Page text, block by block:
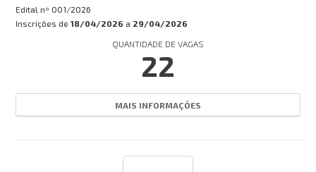
Edital nº 001/2026
Inscrições de 18/04/2026 a 29/04/2026
QUANTIDADE DE VAGAS
22
MAIS INFORMAÇÕES